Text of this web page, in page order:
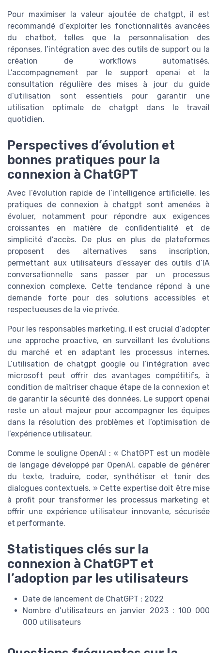
Pour maximiser la valeur ajoutée de chatgpt, il est
recommandé d’exploiter les fonctionnalités avancées
du chatbot, telles que la personnalisation des
réponses, l’intégration avec des outils de support ou la
création de workflows automatisés.
L’accompagnement par le support openai et la
consultation régulière des mises à jour du guide
d’utilisation sont essentiels pour garantir une
utilisation optimale de chatgpt dans le travail
quotidien.
Perspectives d’évolution et
bonnes pratiques pour la
connexion à ChatGPT
Avec l’évolution rapide de l’intelligence artificielle, les
pratiques de connexion à chatgpt sont amenées à
évoluer, notamment pour répondre aux exigences
croissantes en matière de confidentialité et de
simplicité d’accès. De plus en plus de plateformes
proposent des alternatives sans inscription,
permettant aux utilisateurs d’essayer des outils d’IA
conversationnelle sans passer par un processus
connexion complexe. Cette tendance répond à une
demande forte pour des solutions accessibles et
respectueuses de la vie privée.
Pour les responsables marketing, il est crucial d’adopter
une approche proactive, en surveillant les évolutions
du marché et en adaptant les processus internes.
L’utilisation de chatgpt google ou l’intégration avec
microsoft peut offrir des avantages compétitifs, à
condition de maîtriser chaque étape de la connexion et
de garantir la sécurité des données. Le support openai
reste un atout majeur pour accompagner les équipes
dans la résolution des problèmes et l’optimisation de
l’expérience utilisateur.
Comme le souligne OpenAI : « ChatGPT est un modèle
de langage développé par OpenAI, capable de générer
du texte, traduire, coder, synthétiser et tenir des
dialogues contextuels. » Cette expertise doit être mise
à profit pour transformer les processus marketing et
offrir une expérience utilisateur innovante, sécurisée
et performante.
Statistiques clés sur la
connexion à ChatGPT et
l’adoption par les utilisateurs
Date de lancement de ChatGPT : 2022
Nombre d’utilisateurs en janvier 2023 : 100 000
000 utilisateurs